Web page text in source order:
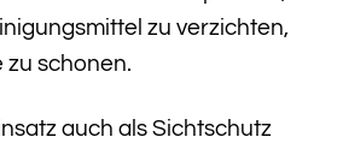
zu verzichten,
zu schonen.
auch als Sichtschutz